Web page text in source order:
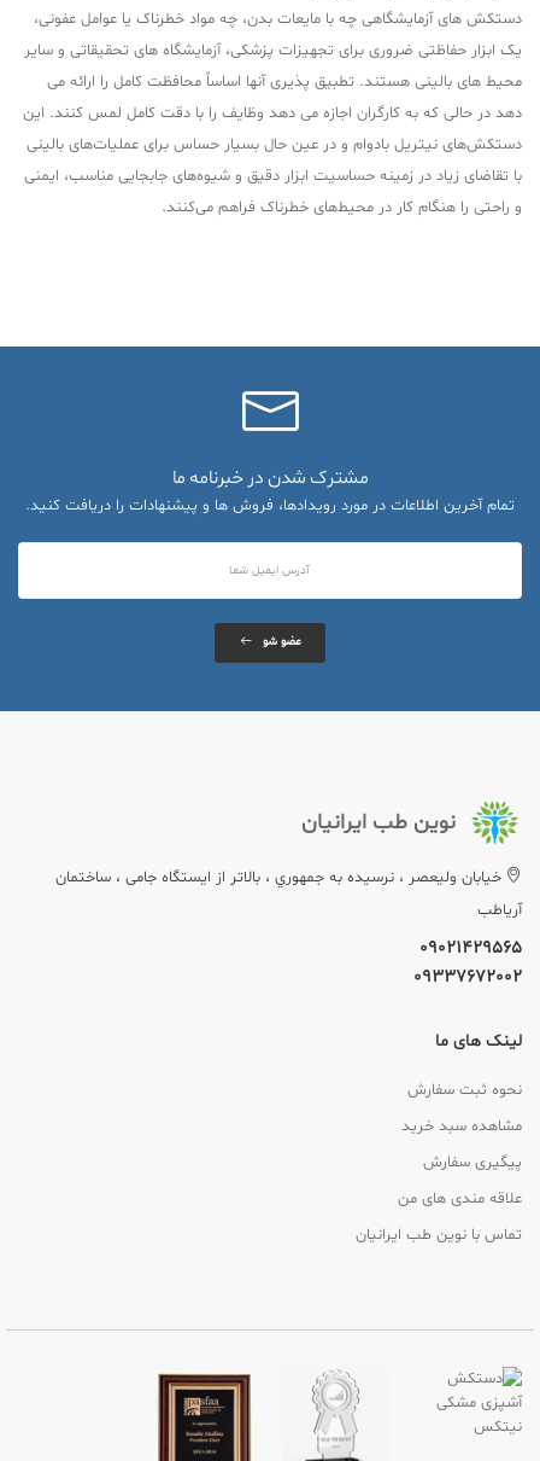
دستکش های آزمایشگاهی چه با مایعات بدن، چه مواد خطرناک یا عوامل عفونی،
یک ابزار حفاظتی ضروری برای تجهیزات پزشکی، آزمایشگاه های تحقیقاتی و سایر
محیط های بالینی هستند. تطبیق پذیری آنها اساساً محافظت کامل را ارائه می
دهد در حالی که به کارگران اجازه می دهد وظایف را با دقت کامل لمس کنند. این
دستکش‌های نیتریل بادوام و در عین حال بسیار حساس برای عملیات‌های بالینی
با تقاضای زیاد در زمینه حساسیت ابزار دقیق و شیوه‌های جابجایی مناسب، ایمنی
و راحتی را هنگام کار در محیط‌های خطرناک فراهم می‌کنند.
مشترک شدن در خبرنامه ما
تمام آخرین اطلاعات در مورد رویدادها، فروش ها و پیشنهادات را دریافت کنید.
عضو شو
نوین طب ایرانیان
خيابان وليعصر ، نرسيده به جمهوري ، بالاتر از ایستگاه جامی ، ساختمان
آریاطب
09021429565
09337672002
لینک های ما
نحوه ثبت سفارش
مشاهده سبد خرید
پیگیری سفارش
علاقه مندی های من
تماس با نوین طب ایرانیان